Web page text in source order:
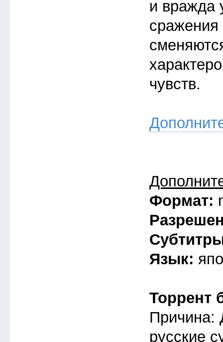
и вражда
сражения
чувств.
Формат:
Язык:
Торрент
Причина:
русские